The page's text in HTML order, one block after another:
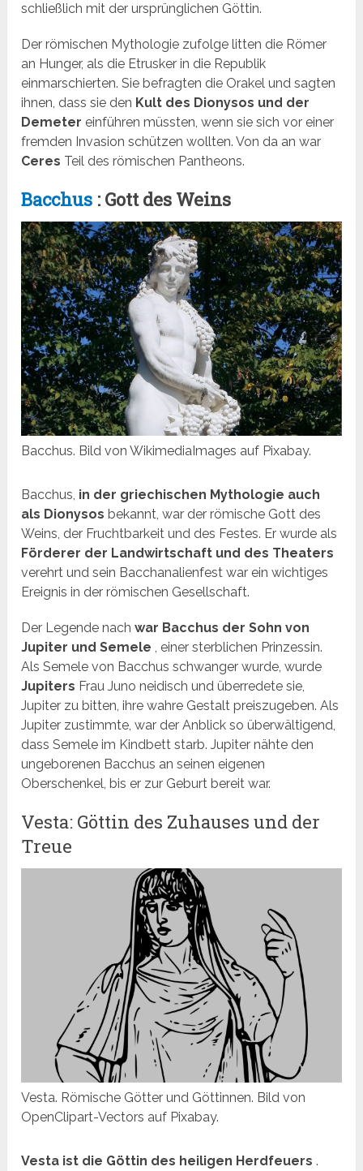
schließlich mit der ursprünglichen Göttin.
Der römischen Mythologie zufolge litten die Römer
an Hunger, als die Etrusker in die Republik
einmarschierten. Sie befragten die Orakel und sagten
ihnen, dass sie den Kult des Dionysos und der
Demeter einführen müssten, wenn sie sich vor einer
fremden Invasion schützen wollten. Von da an war
Ceres Teil des römischen Pantheons.
Bacchus : Gott des Weins
Bacchus. Bild von WikimediaImages auf Pixabay.
Bacchus, in der griechischen Mythologie auch
als Dionysos bekannt, war der römische Gott des
Weins, der Fruchtbarkeit und des Festes. Er wurde als
Förderer der Landwirtschaft und des Theaters
verehrt und sein Bacchanalienfest war ein wichtiges
Ereignis in der römischen Gesellschaft.
Der Legende nachwar Bacchus der Sohn von
Jupiter und Semele , einer sterblichen Prinzessin.
Als Semele von Bacchus schwanger wurde, wurde
Jupiters Frau Juno neidisch und überredete sie,
Jupiter zu bitten, ihre wahre Gestalt preiszugeben. Als
Jupiter zustimmte, war der Anblick so überwältigend,
dass Semele im Kindbett starb. Jupiter nähte den
ungeborenen Bacchus an seinen eigenen
Oberschenkel, bis er zur Geburt bereit war.
Vesta: Göttin des Zuhauses und der
Treue
Vesta. Römische Götter und Göttinnen. Bild von
OpenClipart-Vectors auf Pixabay.
Vesta ist die Göttin des heiligen Herdfeuers .